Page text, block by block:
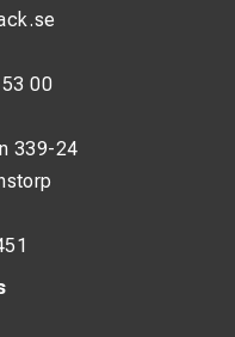
00
339-24